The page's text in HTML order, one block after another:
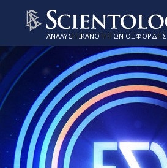
ΑΝΑΛΥΣΗ ΙΚΑΝΟΤΗΤΩΝ ΟΞΦΟΡΔΗΣ